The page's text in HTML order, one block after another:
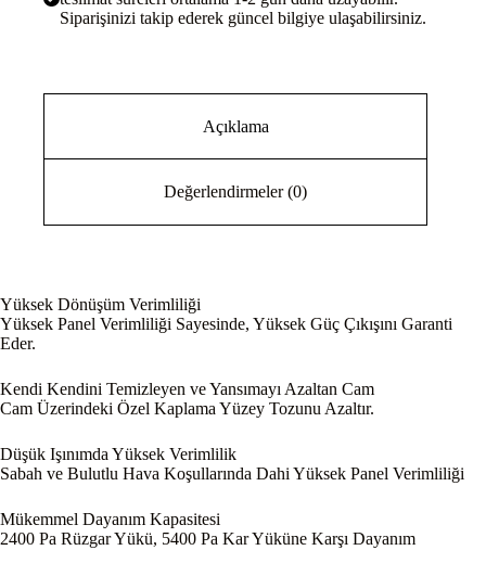
Siparişinizi takip ederek güncel bilgiye ulaşabilirsiniz.
Açıklama
Değerlendirmeler (0)
Yüksek Dönüşüm Verimliliği
Yüksek Panel Verimliliği Sayesinde, Yüksek Güç Çıkışını Garanti
Eder.
Kendi Kendini Temizleyen ve Yansımayı Azaltan Cam
Cam Üzerindeki Özel Kaplama Yüzey Tozunu Azaltır.
Düşük Işınımda Yüksek Verimlilik
Sabah ve Bulutlu Hava Koşullarında Dahi Yüksek Panel Verimliliği
Mükemmel Dayanım Kapasitesi
2400 Pa Rüzgar Yükü, 5400 Pa Kar Yüküne Karşı Dayanım